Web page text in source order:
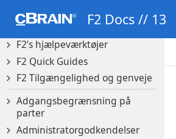
F2 Docs // 13
F2 Manager 2
F2 Messenger
F2’s hjælpeværktøjer
F2 Quick Guides
F2 Tilgængelighed og genveje
Adgangsbegrænsning på
parter
Administratorgodkendelser